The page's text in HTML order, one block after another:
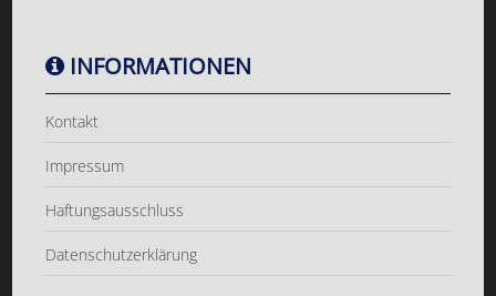
INFORMATIONEN
Kontakt
Impressum
Haftungsausschluss
Datenschutzerklärung